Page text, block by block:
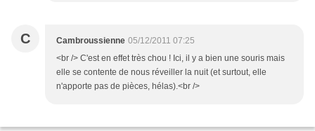
C Cambroussienne 05/12/2011 07:25
<br /> C'est en effet très chou ! Ici, il y a bien une souris mais
elle se contente de nous réveiller la nuit (et surtout, elle
n'apporte pas de pièces, hélas).<br />